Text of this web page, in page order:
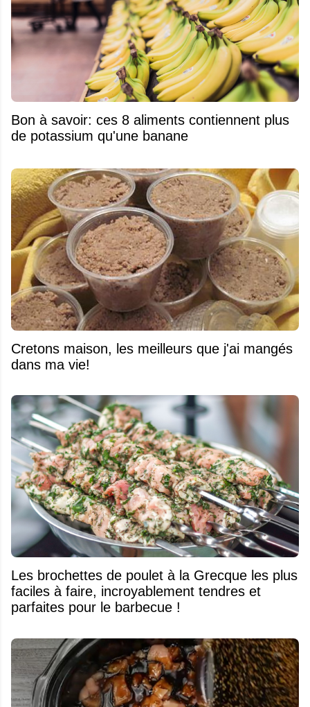
Bon à savoir: ces 8 aliments contiennent plus
de potassium qu'une banane
Cretons maison, les meilleurs que j'ai mangés
dans ma vie!
Les brochettes de poulet à la Grecque les plus
faciles à faire, incroyablement tendres et
parfaites pour le barbecue !